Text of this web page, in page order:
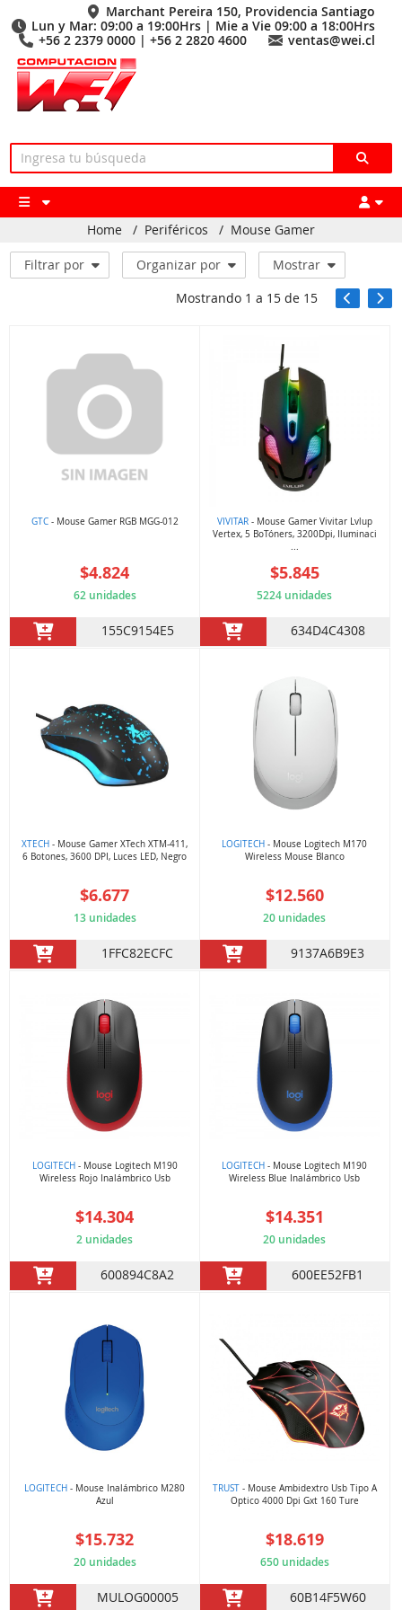
Marchant Pereira 150, Providencia Santiago
Lun y Mar: 09:00 a 19:00Hrs | Mie a Vie 09:00 a 18:00Hrs
+56 2 2379 0000 | +56 2 2820 4600
ventas@wei.cl
Home / Periféricos / Mouse Gamer
Filtrar por Organizar por
Mostrar
Mostrando 1 a 15de 15
GTC- Mouse Gamer RGB MGG-012
$4.824
62 unidades
155C9154E5
VIVITAR- Mouse Gamer Vivitar Lvlup
Vertex, 5 BoTóners, 3200Dpi, Iluminaci
...
$5.845
5224 unidades
634D4C4308
XTECH - Mouse Gamer XTech XTM-411,
6 Botones, 3600 DPI, Luces LED, Negro
$6.677
13 unidades
1FFC82ECFC
LOGITECH - Mouse Logitech M170
Wireless Mouse Blanco
$12.560
20 unidades
9137A6B9E3
LOGITECH - Mouse Logitech M190
Wireless Rojo Inalámbrico Usb
$14.304
2 unidades
600894C8A2
LOGITECH - Mouse Logitech M190
Wireless Blue Inalámbrico Usb
$14.351
20 unidades
600EE52FB1
LOGITECH - Mouse Inalámbrico M280
Azul
$15.732
20 unidades
MULOG00005
TRUST- Mouse Ambidextro Usb Tipo A
Optico 4000 Dpi Gxt 160 Ture
$18.619
650 unidades
60B14F5W60